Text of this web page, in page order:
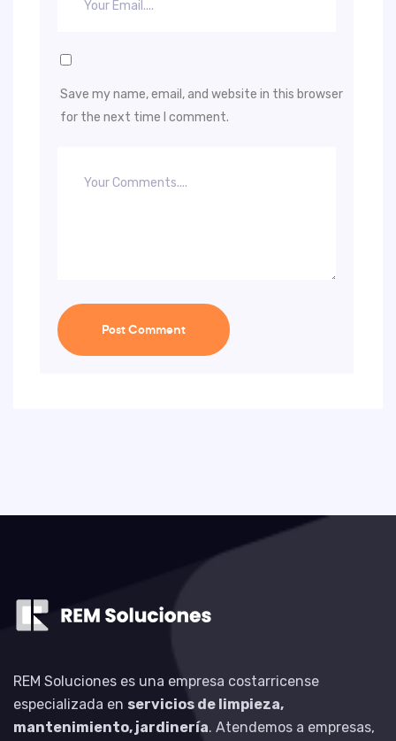
Save my name, email, and website in this browser
for the next time I comment.
Post Comment
REM Soluciones es una empresa costarricense
especializada en servicios de limpieza,
mantenimiento, jardinería. Atendemos a empresas,